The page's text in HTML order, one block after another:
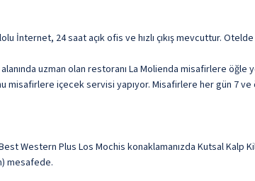
İnternet, 24 saat açık ofis ve hızlı çıkış mevcuttur.
uzman olan restoranı La Molienda misafirlere
içecek servisi yapıyor. Misafirlere her gün 7 ve
Western Plus Los Mochis konaklamanızda Kutsal Kalp
mesafede.